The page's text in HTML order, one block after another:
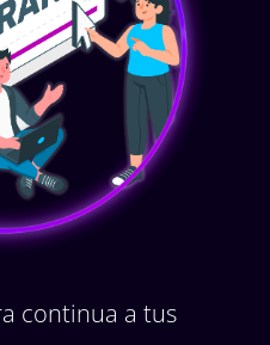
continua a tus